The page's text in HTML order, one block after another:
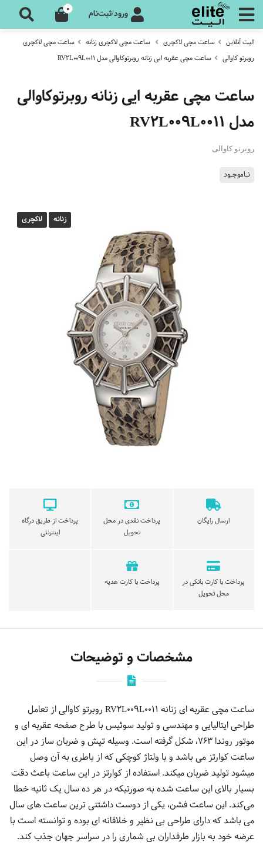
ورود/ثبت‌نام 0
الیت آنلاین ساعت مچی لاکچری ساعت مچی لاکچری زنانه
ساعت مچی لاکچری
روبرتو کاوالی
ساعت مچی عقربه ایی زنانه روبرتوکاوالی مدل RV2L009L0011
ساعت مچی عقربه ایی زنانه روبرتوکاوالی
مدل RV2L009L0011
روبرتو کاوالی
نـاموجـود
زنانه لاکچری
ارسال رایگان
پرداخت نقدی در محل
تحویل
پرداخت از طریق درگاه
اینترنتی
پرداخت با کارت بانکی در
محل تحویل
پرداخت با کارت هدیه
مشخصات و توضیحات
ساعت مچی عقربه ای زنانه RV2L009L0011 روبرتو کاوالی از تعامل
طراحی ایتالیایی و مهندسی و تولید سوئیس با طرح صفحه عقربه ای و
موتور روندا 763، شکل گرفته است. وسیله تپش و ضربان ساز در این
ساعت کوارتز می باشد و با ولتاژ کوچکی که از باطری به آن وصل
میشود تولید ضربان میکند. استفاده از کوارتز در این ساعت باعث دقت
بسیار بالای این ساعت شده به صورتیکه در هر ده سال یک ثانیه خطا
می‌کند. این ساعت فشن، یکی از دوست داشتنی ترین ساعت های سال
می باشد که دارای طراحی بی نظیر و خلاقانه ای بوده و توانسته است با
عرضه خود به بازار طرفداران بی شماری را در سراسر جهان جذب کند.